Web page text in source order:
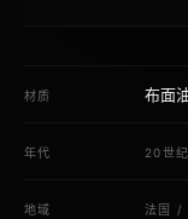
材质 布面
年代 20世
地域 法国